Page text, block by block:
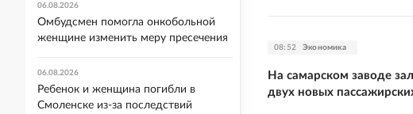
08:52 Экономика
На самарском заводе
двух новых
06.08.2026
Омбудсмен помогла онкобольной
женщине изменить меру пресечения
06.08.2026
Ребенок и женщина погибли в
Смоленске из-за последствий